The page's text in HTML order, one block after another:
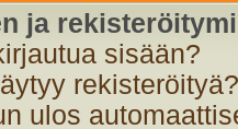
ja
sisään?
rekisteröityä?
ulos